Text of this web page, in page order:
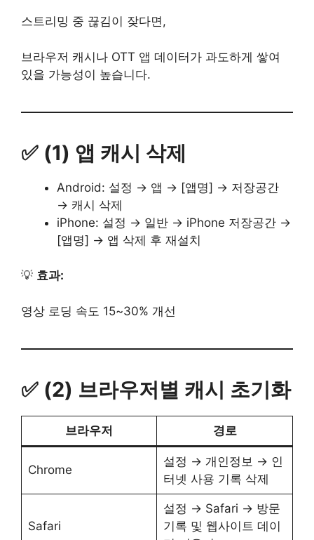
스트리밍 중 끊김이 잦다면,
브라우저 캐시나 OTT 앱 데이터가 과도하게 쌓여
있을 가능성이 높습니다.
✅ (1) 앱 캐시 삭제
Android: 설정 → 앱 → [앱명] → 저장공간
→ 캐시 삭제
iPhone: 설정 → 일반 → iPhone 저장공간 →
[앱명] → 앱 삭제 후 재설치
💡 효과:
영상 로딩 속도 15~30% 개선
✅ (2) 브라우저별 캐시 초기화
브라우저 경로
Chrome
설정 → 개인정보 → 인
터넷 사용 기록 삭제
Safari
설정 → Safari → 방문
기록 및 웹사이트 데이